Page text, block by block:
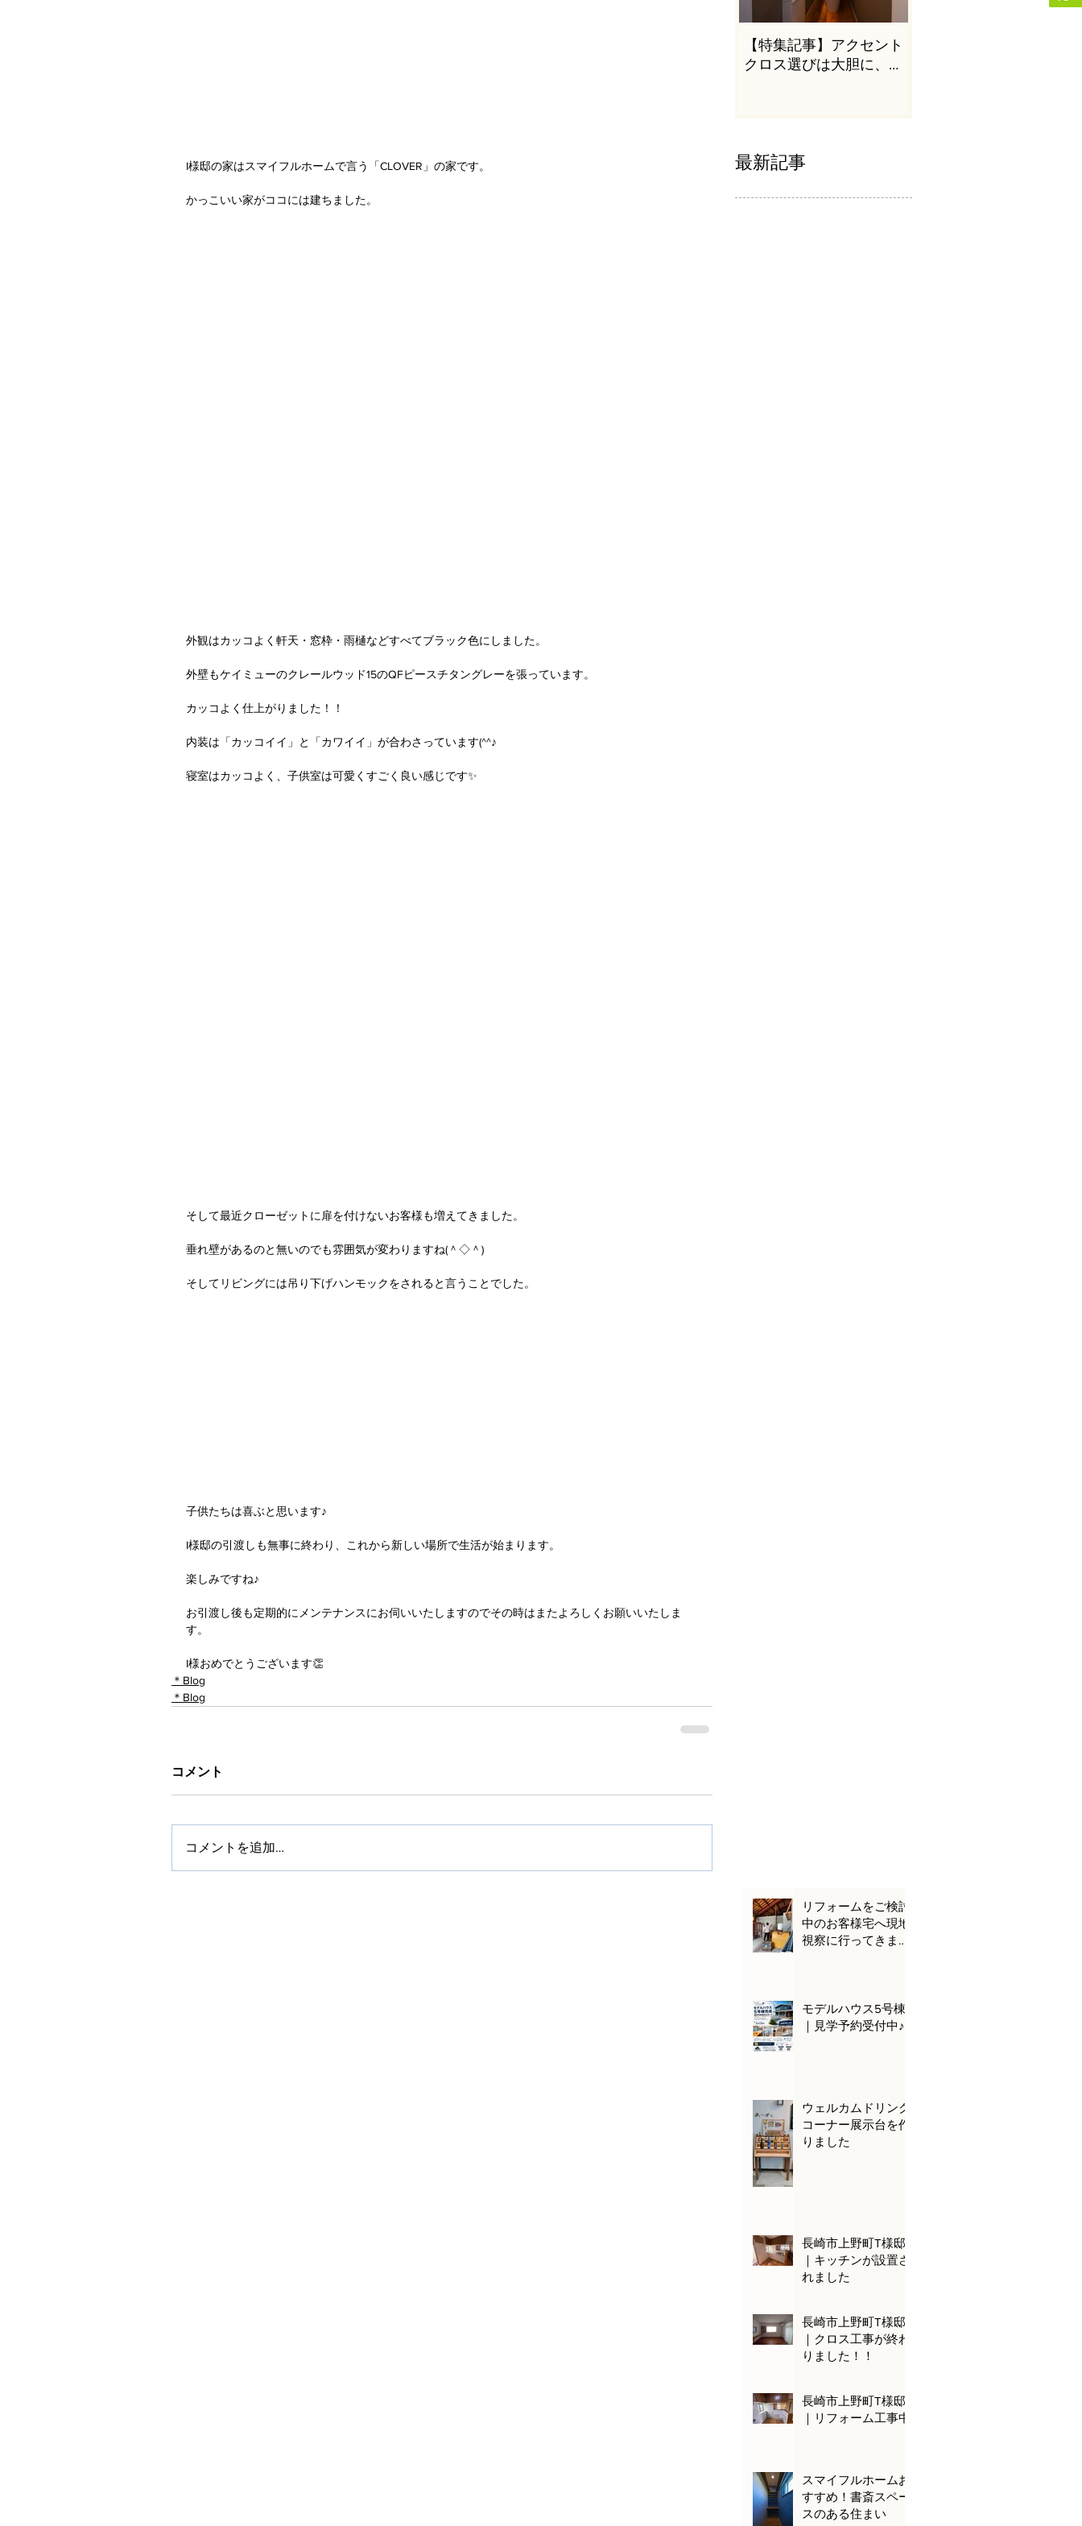
I様邸の家はスマイフルホームで言う「CLOVER」の家です。
かっこいい家がココには建ちました。
外観はカッコよく軒天・窓枠・雨樋などすべてブラック色にしました。
外壁もケイミューのクレールウッド15のQFピースチタングレーを張っています。
カッコよく仕上がりました！！
内装は「カッコイイ」と「カワイイ」が合わさっています(^^♪
寝室はカッコよく、子供室は可愛くすごく良い感じです✨
そして最近クローゼットに扉を付けないお客様も増えてきました。
垂れ壁があるのと無いのでも雰囲気が変わりますね(＾◇＾)
そしてリビングには吊り下げハンモックをされると言うことでした。
子供たちは喜ぶと思います♪
I様邸の引渡しも無事に終わり、これから新しい場所で生活が始まります。
楽しみですね♪
お引渡し後も定期的にメンテナンスにお伺いいたしますのでその時はまたよろしくお願いいたしま
す。
I様おめでとうございます👏
＊Blog
＊Blog
コメント
コメントを追加…
【特集記事】アクセント
クロス選びは大胆に、か
最新記事
リフォームをご検討
中のお客様宅へ現地
視察に行ってきまし
モデルハウス5号棟
｜見学予約受付中♪
ウェルカムドリンク
コーナー展示台を作
りました
長崎市上野町T様邸
｜キッチンが設置さ
れました
長崎市上野町T様邸
｜クロス工事が終わ
りました！！
長崎市上野町T様邸
｜リフォーム工事中
スマイフルホームお
すすめ！書斎スペー
スのある住まい